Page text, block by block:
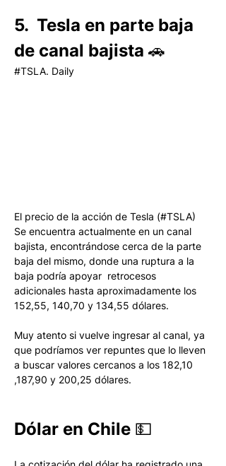
5.  Tesla en parte baja
de canal bajista 🚗
#TSLA. Daily
El precio de la acción de Tesla (#TSLA)
Se encuentra actualmente en un canal
bajista, encontrándose cerca de la parte
baja del mismo, donde una ruptura a la
baja podría apoyar  retrocesos
adicionales hasta aproximadamente los
152,55, 140,70 y 134,55 dólares.
Muy atento si vuelve ingresar al canal, ya
que podríamos ver repuntes que lo lleven
a buscar valores cercanos a los 182,10
,187,90 y 200,25 dólares.
Dólar en Chile 💵